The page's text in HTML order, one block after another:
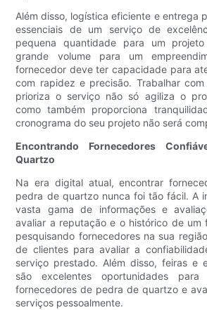
Além disso, logística eficiente e entrega
essenciais de um serviço de
pequena quantidade para um
grande volume para um
fornecedor deve ter capacidade para
com rapidez e precisão. Trabalhar
prioriza o serviço não só agiliza o
como também proporciona
cronograma do seu projeto não será
Encontrando Fornecedores
Quartzo
Na era digital atual, encontrar
pedra de quartzo nunca foi tão fácil. A
vasta gama de informações e
avaliar a reputação e o histórico de um
pesquisando fornecedores na sua
de clientes para avaliar a
serviço prestado. Além disso, feiras e
são excelentes oportunidades
fornecedores de pedra de quartzo e
serviços pessoalmente.